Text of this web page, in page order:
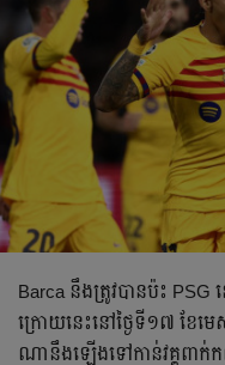
Barca នឹង​ត្រូវ​បាន​ប៉ះ​ PSG
ក្រោយ​នេះ​នៅ​ថ្ងៃ​ទី​១៧ ខែ​ម
ណា​នឹង​ឡើង​ទៅ​កាន់​វគ្គ​ពាក់​